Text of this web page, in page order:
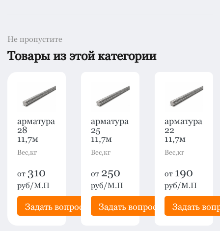
Не пропустите
Товары из этой категории
арматура
28
11,7м
Вес,кг
от 310
руб/М.П
Задать вопрос
арматура
25
11,7м
Вес,кг
от 250
руб/М.П
Задать вопрос
арматура
22
11,7м
Вес,кг
от 190
руб/М.П
Задать